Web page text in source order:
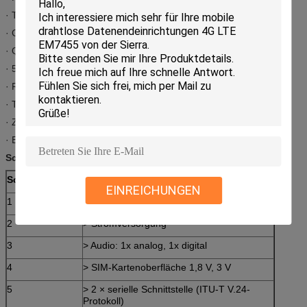
EINREICHUNGEN
· Tunnelmodus
· GPRS Klasse 10 für 43 kbps im Uplink und 86 kbps im Downlink
· Quad-Band (850/9000/1800/1900 MHz)
· 50-Pin-B2B-Anschluss
· RIL-Treiber für Geräte mit MS Windows Mobile 6.1
· TCP/IP über AT
· Zwei serielle Schnittstellen
· Erweiterter Temperaturbereich: -40°C bis +85°C
Schnittstellen:
Schnittstellen
1
> 50-Pin-Verbindung von Platine zu Platine
2
> Stromversorgung
3
> Audio: 1x analog, 1x digital
4
> SIM-Kartenoberfläche 1,8 V, 3 V
5
> 2 × serielle Schnittstelle (ITU-T V.24-
Protokoll)